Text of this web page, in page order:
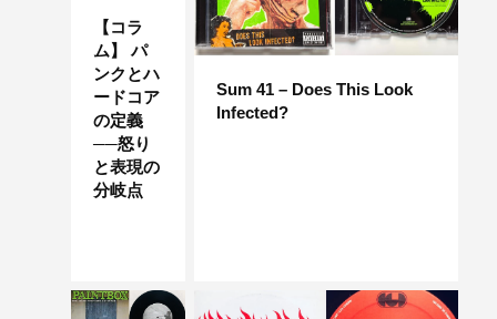
【コラ
ム】 パ
ンクとハ
ードコア
の定義
──怒り
と表現の
分岐点
Sum 41 – Does This Look
Infected?